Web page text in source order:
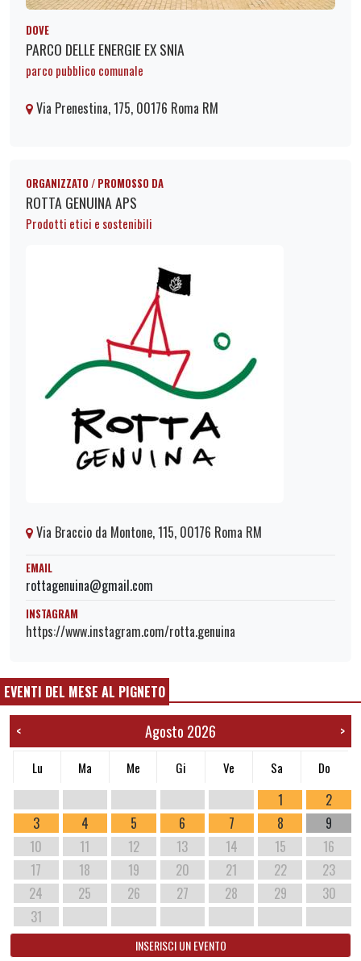
DOVE
PARCO DELLE ENERGIE EX SNIA
parco pubblico comunale
Via Prenestina, 175, 00176 Roma RM
ORGANIZZATO / PROMOSSO DA
ROTTA GENUINA APS
Prodotti etici e sostenibili
Via Braccio da Montone, 115, 00176 Roma RM
EMAIL
rottagenuina@gmail.com
INSTAGRAM
https://www.instagram.com/rotta.genuina
EVENTI DEL MESE AL PIGNETO
< Agosto 2026 >
Lu Ma Me Gi Ve Sa Do
1
2
3
4 5 6 7 8
9
10
11 12 13 14 15
16
17
18 19 20 21 22
23
24
25 26 27 28 29
30
31
INSERISCI UN EVENTO